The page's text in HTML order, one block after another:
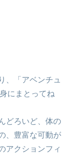
、「アベンチュ
にまとってね
どろいど、体の
、豊富な可動が
アクションフィ